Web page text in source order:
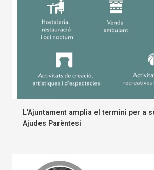
L’Ajuntament amplia el termini per a
Ajudes Parèntesi